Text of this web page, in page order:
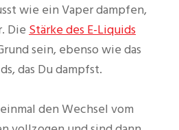
wie ein Vaper dampfen,
Die Stärke des E-Liquids
sein, ebenso wie das
das Du dampfst.
den Wechsel vom